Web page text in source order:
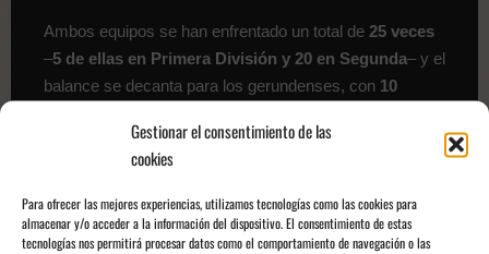
Gestionar el consentimiento de las
cookies
Para ofrecer las mejores experiencias, utilizamos tecnologías como las cookies para
almacenar y/o acceder a la información del dispositivo. El consentimiento de estas
tecnologías nos permitirá procesar datos como el comportamiento de navegación o las
Ambos equipos se han enfrentado un total de 25 veces
–5 de ellas en Primera División y 20 en Segunda– y el
balance se decanta para los gerundenses, con 10
Estadio de Montilivi
Girona ha obtenidocinco victorias, cuatro empates y
tres derrotas.